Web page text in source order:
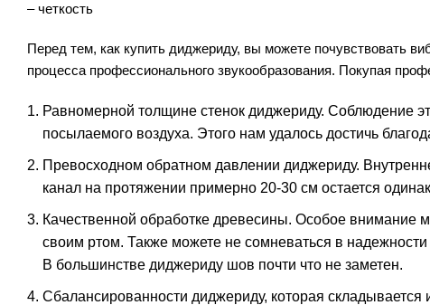
– четкость
Перед тем, как купить диджериду, вы можете почувствовать
процесса профессионального звукообразования. Покупая
Равномерной толщине стенок диджериду. Соблюдение
посылаемого воздуха. Этого нам удалось достичь
Превосходном обратном давлении диджериду.
канал на протяжении примерно 20-30 см остается
Качественной обработке древесины. Особое внимание
своим ртом. Также можете не сомневаться в
В большинстве диджериду шов почти что не заметен.
Сбалансированности диджериду, которая складывается